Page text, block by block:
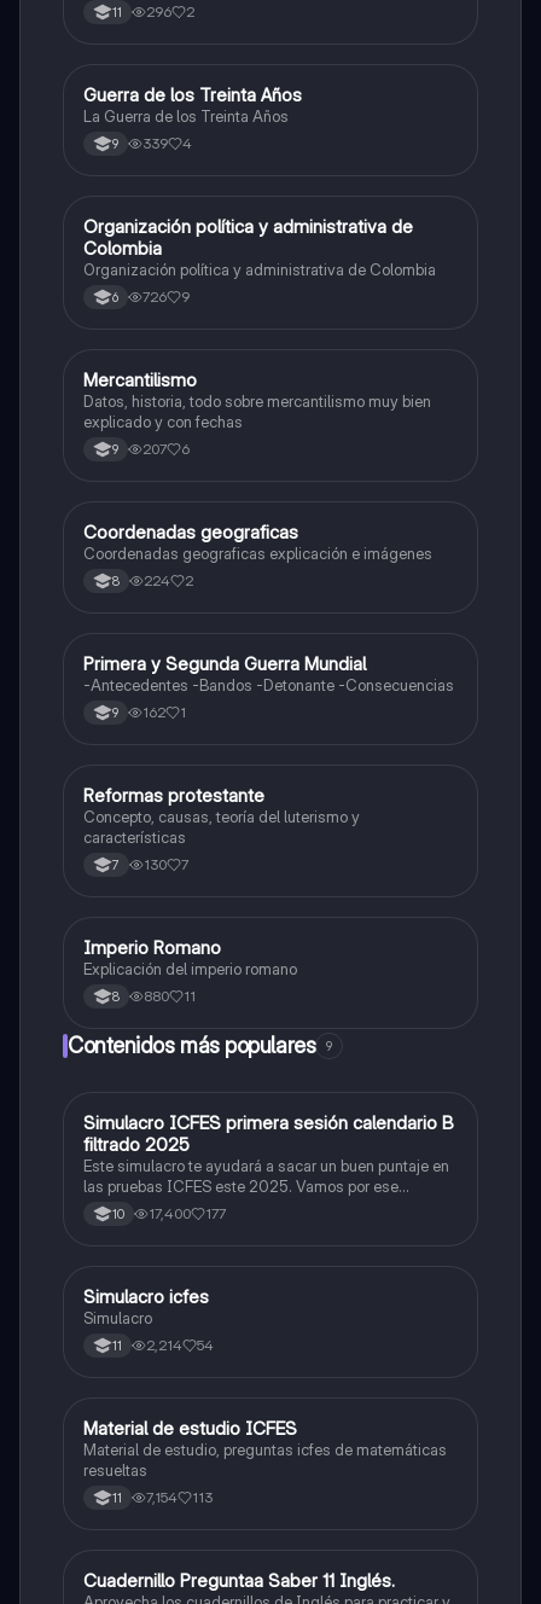
11 296 2
Sociales/Historia
Guerra de los Treinta Años
La Guerra de los Treinta Años
9 339 4
Sociales/Historia
Organización política y administrativa de
Colombia
Organización política y administrativa de Colombia
6 726 9
Sociales/Historia
Mercantilismo
Datos, historia, todo sobre mercantilismo muy bien
explicado y con fechas
9 207 6
Sociales/Historia
Coordenadas geograficas
Coordenadas geograficas explicación e imágenes
8 224 2
Sociales/Historia
Primera y Segunda Guerra Mundial
-Antecedentes -Bandos -Detonante -Consecuencias
9 162 1
Sociales/Historia
Reformas protestante
Concepto, causas, teoría del luterismo y
características
7 130 7
Sociales/Historia
Imperio Romano
Explicación del imperio romano
8 880 11
Contenidos más populares 9
ICFES: Matemáticas
Simulacro ICFES primera sesión calendario B
filtrado 2025
Este simulacro te ayudará a sacar un buen puntaje en
las pruebas ICFES este 2025. Vamos por ese
500/500. Y poder ser admitido en la universidad que
quieras, estudiar la carrera que quieres y no la que te
10 17,400 177
ICFES: Lectura Crítica
Simulacro icfes
Simulacro
11 2,214 54
ICFES: Matemáticas
Material de estudio ICFES
Material de estudio, preguntas icfes de matemáticas
resueltas
11 7,154 113
ICFES: Inglés
Cuadernillo Preguntaa Saber 11 Inglés.